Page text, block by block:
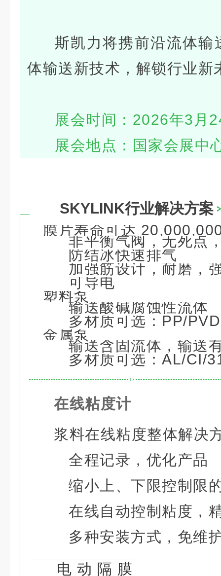
斯凯力将携前沿流体输
体输送新技术，解锁行业新
展会时间：2026年3月
展会地点：国家会展中
SKYLINK行业解决方案
膜片寿命可达
非平衡气阀，无死点
防结冰快速排气
加强筋设计，耐磨，
可导电
塑料泵
输送酸碱腐蚀性流体
多材质可选：PP/
金属泵
输送含固流体，输送
多材质可选：AL/CI/
在线粘度计
浆料在线粘度整体解决
全程记录，优化产品
缩小上、下限控制限
在线自动控制粘度，
多种安装方式，免维
电动隔膜